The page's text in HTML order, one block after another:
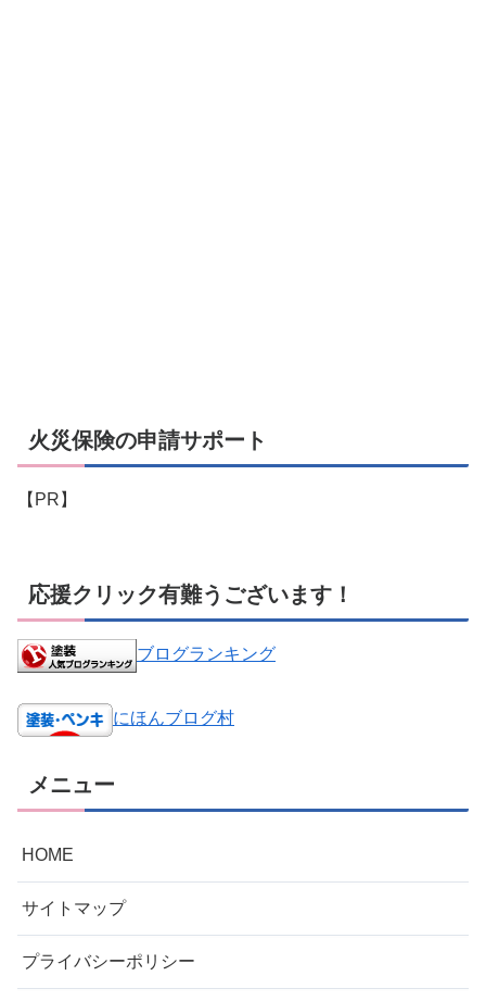
火災保険の申請サポート
【PR】
応援クリック有難うございます！
ブログランキング
にほんブログ村
メニュー
HOME
サイトマップ
プライバシーポリシー